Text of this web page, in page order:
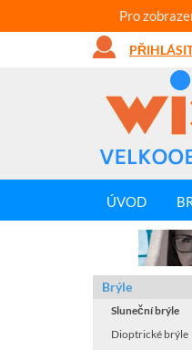
Pro
ÚVOD
Brýle
Sluneční brýle
Dioptrické brýle